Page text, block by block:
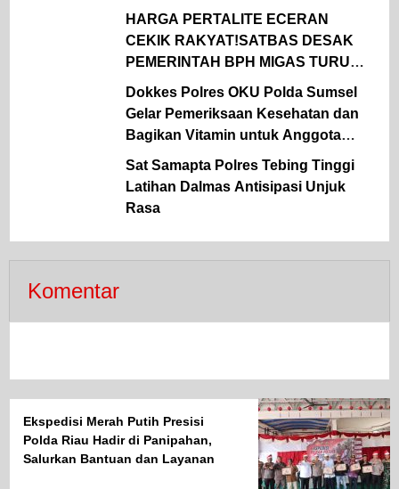
HARGA PERTALITE ECERAN
CEKIK RAKYAT!SATBAS DESAK
PEMERINTAH BPH MIGAS TURUN
TANGAN
Dokkes Polres OKU Polda Sumsel
Gelar Pemeriksaan Kesehatan dan
Bagikan Vitamin untuk Anggota
Polsek Semidang Aji
Sat Samapta Polres Tebing Tinggi
Latihan Dalmas Antisipasi Unjuk
Rasa
Komentar
Ekspedisi Merah Putih Presisi
Polda Riau Hadir di Panipahan,
Salurkan Bantuan dan Layanan